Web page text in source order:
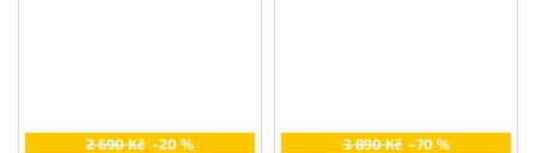
2 690 Kč –20 % 3 890 Kč –70 %